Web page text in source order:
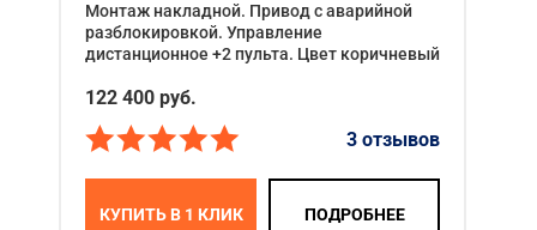
Монтаж накладной. Привод с аварийной
разблокировкой. Управление
дистанционное +2 пульта. Цвет коричневый
122 400 руб.
3 отзывов
КУПИТЬ В 1 КЛИК ПОДРОБНЕЕ